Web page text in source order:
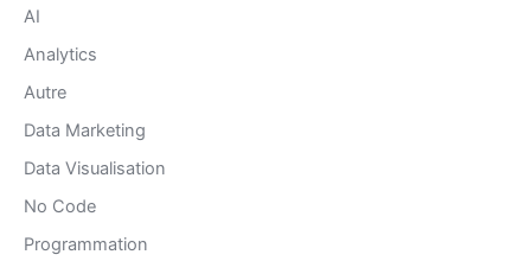
AI
Analytics
Autre
Data Marketing
Data Visualisation
No Code
Programmation